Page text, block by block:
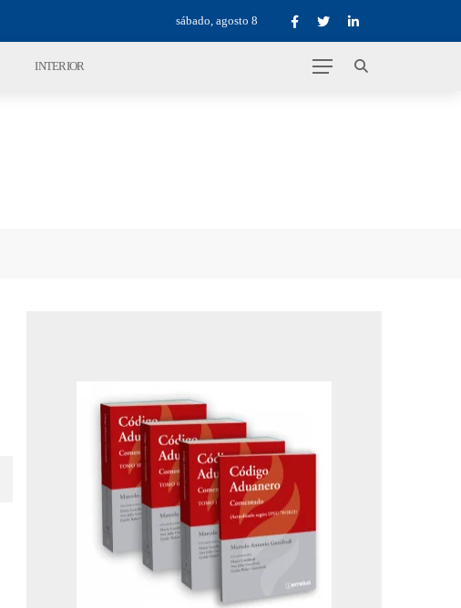
sábado, agosto 8
INTERIOR